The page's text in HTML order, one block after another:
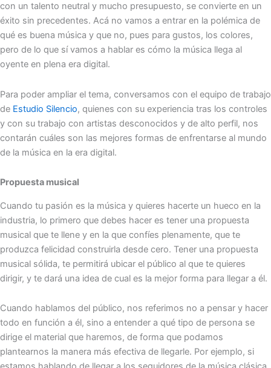
con un talento neutral y mucho presupuesto, se convierte en un
éxito sin precedentes. Acá no vamos a entrar en la polémica de
qué es buena música y que no, pues para gustos, los colores,
pero de lo que sí vamos a hablar es cómo la música llega al
oyente en plena era digital.
Para poder ampliar el tema, conversamos con el equipo de trabajo
de Estudio Silencio, quienes con su experiencia tras los controles
y con su trabajo con artistas desconocidos y de alto perfil, nos
contarán cuáles son las mejores formas de enfrentarse al mundo
de la música en la era digital.
Propuesta musical
Cuando tu pasión es la música y quieres hacerte un hueco en la
industria, lo primero que debes hacer es tener una propuesta
musical que te llene y en la que confíes plenamente, que te
produzca felicidad construirla desde cero. Tener una propuesta
musical sólida, te permitirá ubicar el público al que te quieres
dirigir, y te dará una idea de cual es la mejor forma para llegar a él.
Cuando hablamos del público, nos referimos no a pensar y hacer
todo en función a él, sino a entender a qué tipo de persona se
dirige el material que haremos, de forma que podamos
plantearnos la manera más efectiva de llegarle. Por ejemplo, si